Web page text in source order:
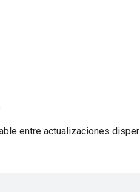
entre actualizaciones